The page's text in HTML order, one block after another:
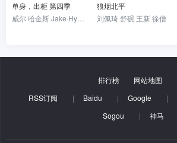
单身，出柜 第四季
狼烟北平
刘佩琦 舒砚 王新 徐僧
排行榜
网站地图
RSS订阅
| Baidu | Google |
Sogou
| 神马